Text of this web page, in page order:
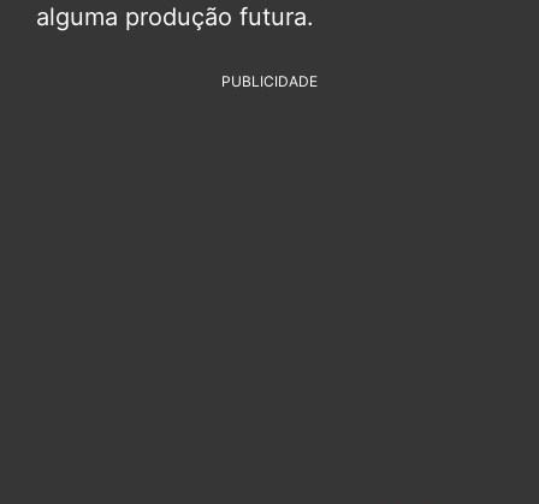
alguma produção futura.
PUBLICIDADE